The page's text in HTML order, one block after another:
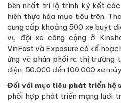
bên nhất trí lộ trình ký kết
hiện thực hóa mục tiêu trên.
cung cấp khoảng 500 xe buýt
vụ đội xe công cộng ở
VinFast và Exposure có kế
ứng và phân phối ra thị trường
điện, 50.000 đến 100.000 xe
Đối với mục tiêu phát triển hệ
phối hợp phát triển mạng lưới